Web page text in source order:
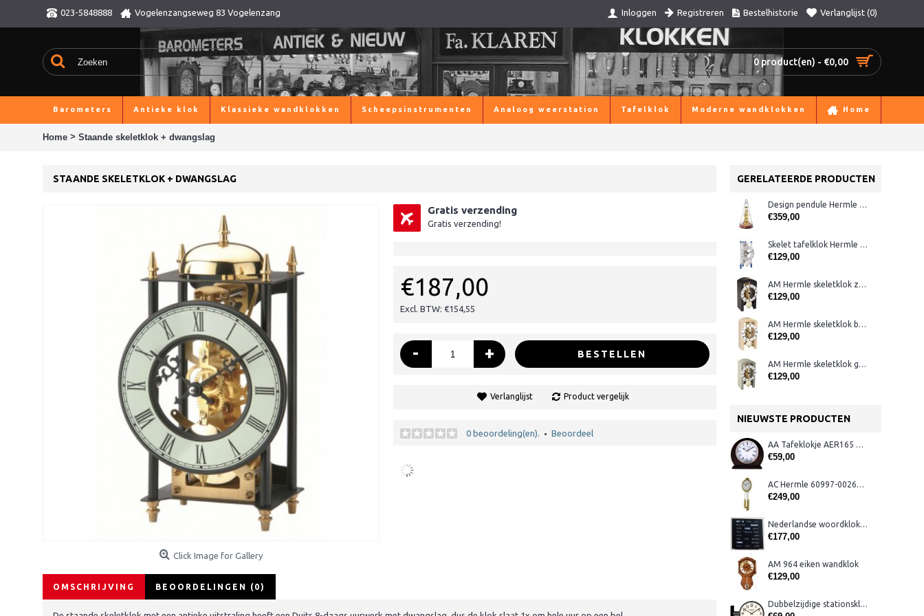
023-5848888 Vogelenzangseweg 83 Vogelenzang Inloggen Registreren Bestelhistorie Verlanglijst (0)
0 product(en) - €0,00
Barometers Antieke klok Klassieke wandklokken Scheepsinstrumenten Analoog weerstation Tafelklok Moderne wandklokken Home
Home > Staande skeletklok + dwangslag
GERELATEERDE PRODUCTEN
Design pendule Hermle 22716-070791
€359,00
Skelet tafelklok Hermle 23025-T50721
€129,00
AM Hermle skeletklok zwart
€129,00
AM Hermle skeletklok blank hout
€129,00
AM Hermle skeletklok grijs
€129,00
NIEUWSTE PRODUCTEN
AA Tafeklokje AER165 noten
€59,00
AC Hermle 60997-00261 wandklok
€249,00
Nederlandse woordklok zwart AMS 1265
€177,00
AM 964 eiken wandklok
€129,00
Dubbelzijdige stationsklok metaal 1879
STAANDE SKELETKLOK + DWANGSLAG
Click Image for Gallery
Gratis verzending
Gratis verzending!
€187,00
Excl. BTW: €154,55
- + BESTELLEN
Verlanglijst Product vergelijk
0 beoordeling(en). • Beoordeel
OMSCHRIJVING BEOORDELINGEN (0)